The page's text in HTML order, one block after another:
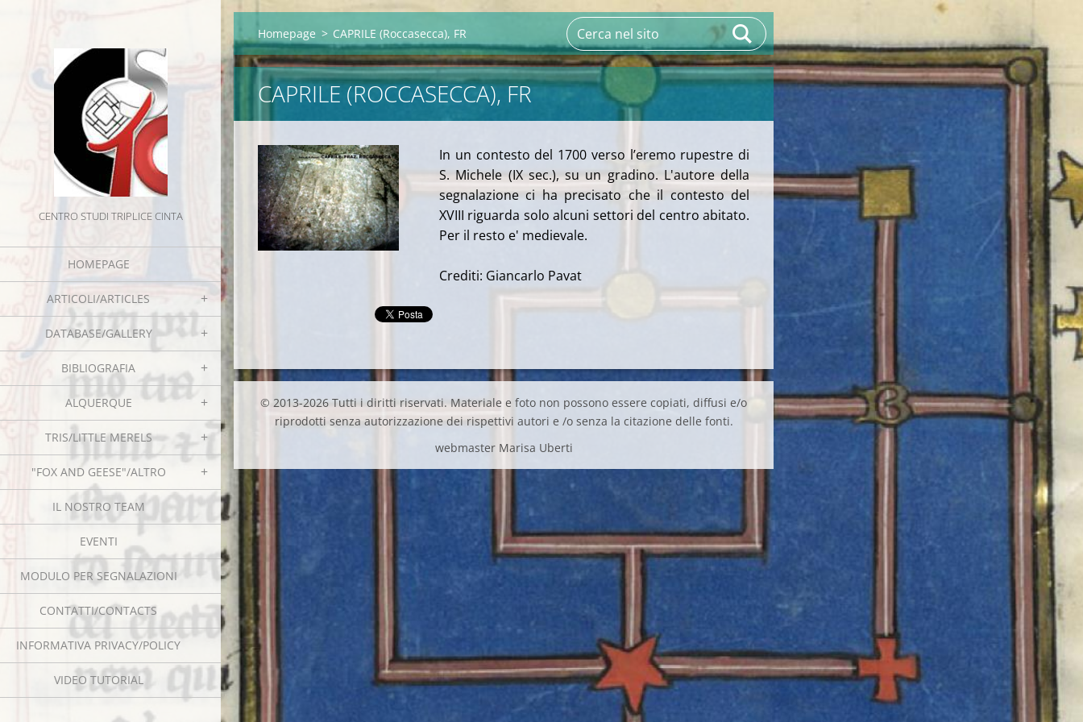
CENTRO STUDI TRIPLICE CINTA
HOMEPAGE
ARTICOLI/ARTICLES
DATABASE/GALLERY
BIBLIOGRAFIA
ALQUERQUE
TRIS/LITTLE MERELS
"FOX AND GEESE"/ALTRO
IL NOSTRO TEAM
EVENTI
MODULO PER SEGNALAZIONI
CONTATTI/CONTACTS
INFORMATIVA PRIVACY/POLICY
VIDEO TUTORIAL
Homepage > CAPRILE (Roccasecca), FR
CAPRILE (ROCCASECCA), FR
In un contesto del 1700 verso l’eremo rupestre di
S. Michele (IX sec.), su un gradino. L'autore della
segnalazione ci ha precisato che il contesto del
XVIII riguarda solo alcuni settori del centro abitato.
Per il resto e' medievale.
Crediti: Giancarlo Pavat
© 2013-2026 Tutti i diritti riservati. Materiale e foto non possono essere copiati, diffusi e/o
riprodotti senza autorizzazione dei rispettivi autori e /o senza la citazione delle fonti.
webmaster Marisa Uberti